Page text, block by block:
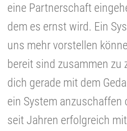
eine Partnerschaft
dem es ernst wird. Ein
uns mehr vorstellen
bereit sind zusammen zu
dich gerade mit dem
ein System anzuschaffen
seit Jahren erfolgreich